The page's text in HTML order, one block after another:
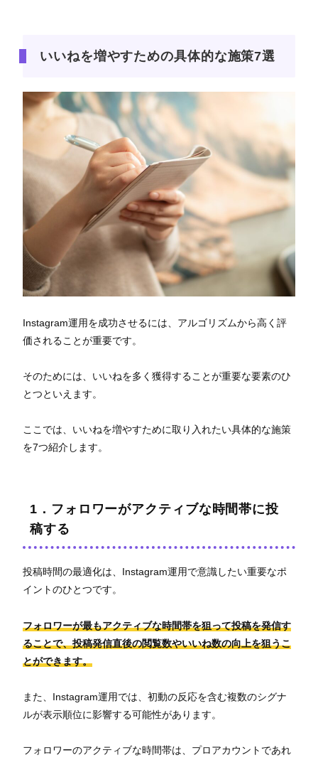
いいねを増やすための具体的な施策7選
Instagram運用を成功させるには、アルゴリズムから高く評
価されることが重要です。
そのためには、いいねを多く獲得することが重要な要素のひ
とつといえます。
ここでは、いいねを増やすために取り入れたい具体的な施策
を7つ紹介します。
1．フォロワーがアクティブな時間帯に投
稿する
投稿時間の最適化は、Instagram運用で意識したい重要なポ
イントのひとつです。
フォロワーが最もアクティブな時間帯を狙って投稿を発信す
ることで、投稿発信直後の閲覧数やいいね数の向上を狙うこ
とができます。
また、Instagram運用では、初動の反応を含む複数のシグナ
ルが表示順位に影響する可能性があります。
フォロワーのアクティブな時間帯は、プロアカウントであれ